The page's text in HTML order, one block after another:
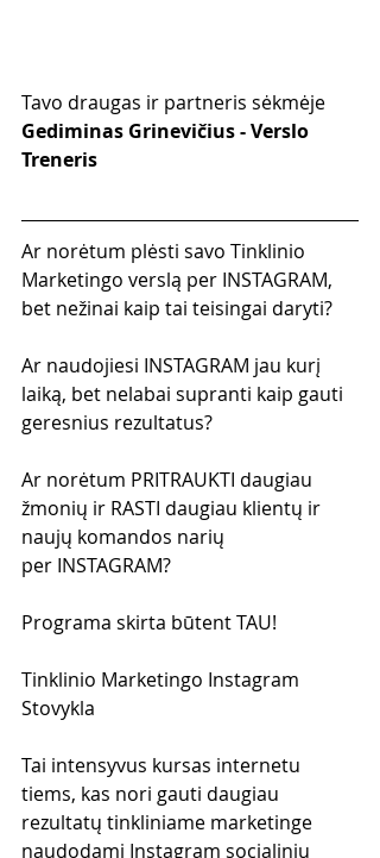
Tavo draugas ir partneris sėkmėje
Gediminas Grinevičius - Verslo
Treneris
Ar norėtum plėsti savo Tinklinio
Marketingo verslą per INSTAGRAM,
bet nežinai kaip tai teisingai daryti?
Ar naudojiesi INSTAGRAM jau kurį
laiką, bet nelabai supranti kaip gauti
geresnius rezultatus?
Ar norėtum PRITRAUKTI daugiau
žmonių ir RASTI daugiau klientų ir
naujų komandos narių
per INSTAGRAM?
Programa skirta būtent TAU!
Tinklinio Marketingo Instagram
Stovykla
Tai intensyvus kursas internetu
tiems, kas nori gauti daugiau
rezultatų tinkliniame marketinge
naudodami Instagram socialiniu